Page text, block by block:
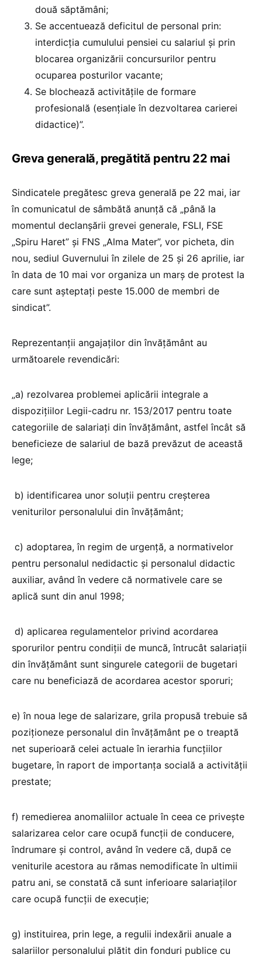
două săptămâni;
Se accentuează deficitul de personal prin:
interdicția cumulului pensiei cu salariul și prin
blocarea organizării concursurilor pentru
ocuparea posturilor vacante;
Se blochează activitățile de formare
profesională (esențiale în dezvoltarea carierei
didactice)”.
Greva generală, pregătită pentru 22 mai
Sindicatele pregătesc greva generală pe 22 mai, iar
în comunicatul de sâmbătă anunță că „până la
momentul declanșării grevei generale, FSLI, FSE
„Spiru Haret” și FNS „Alma Mater”, vor picheta, din
nou, sediul Guvernului în zilele de 25 și 26 aprilie, iar
în data de 10 mai vor organiza un marș de protest la
care sunt așteptați peste 15.000 de membri de
sindicat”.
Reprezentanții angajaților din învățământ au
următoarele revendicări:
„a) rezolvarea problemei aplicării integrale a
dispozițiilor Legii-cadru nr. 153/2017 pentru toate
categoriile de salariați din învățământ, astfel încât să
beneficieze de salariul de bază prevăzut de această
lege;
b) identificarea unor soluții pentru creșterea
veniturilor personalului din învățământ;
c) adoptarea, în regim de urgență, a normativelor
pentru personalul nedidactic și personalul didactic
auxiliar, având în vedere că normativele care se
aplică sunt din anul 1998;
d) aplicarea regulamentelor privind acordarea
sporurilor pentru condiții de muncă, întrucât salariații
din învățământ sunt singurele categorii de bugetari
care nu beneficiază de acordarea acestor sporuri;
e) în noua lege de salarizare, grila propusă trebuie să
poziționeze personalul din învățământ pe o treaptă
net superioară celei actuale în ierarhia funcțiilor
bugetare, în raport de importanța socială a activității
prestate;
f) remedierea anomaliilor actuale în ceea ce privește
salarizarea celor care ocupă funcții de conducere,
îndrumare și control, având în vedere că, după ce
veniturile acestora au rămas nemodificate în ultimii
patru ani, se constată că sunt inferioare salariaților
care ocupă funcții de execuție;
g) instituirea, prin lege, a regulii indexării anuale a
salariilor personalului plătit din fonduri publice cu